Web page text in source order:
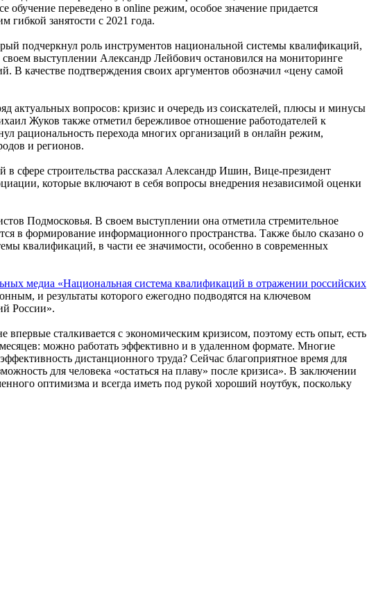
переведено в online режим, особое значение придается
занятости с 2021 года.
подчеркнул роль инструментов национальной системы квалификаций,
выступлении Александр Лейбович остановился на мониторинге
качестве подтверждения своих аргументов обозначил «цену самой
актуальных вопросов: кризис и очередь из соискателей, плюсы и минусы
Жуков также отметил бережливое отношение работодателей к
рациональность перехода многих организаций в онлайн режим,
и регионов.
сфере строительства рассказал Александр Ишин, Вице-президент
которые включают в себя вопросы внедрения независимой оценки
Подмосковья. В своем выступлении она отметила стремительное
в формирование информационного пространства. Также было сказано о
квалификаций, в части ее значимости, особенно в современных
медиа «Национальная система квалификаций в отражении российских
и результаты которого ежегодно подводятся на ключевом
России».
сталкивается с экономическим кризисом, поэтому есть опыт, есть
можно работать эффективно и в удаленном формате. Многие
дистанционного труда? Сейчас благоприятное время для
для человека «остаться на плаву» после кризиса». В заключении
оптимизма и всегда иметь под рукой хороший ноутбук, поскольку